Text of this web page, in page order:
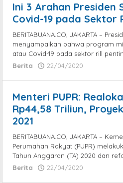
Ini 3 Arahan Presiden
Covid-19 pada Sektor
BERITABUANA.CO, JAKARTA –
menyampaikan bahwa program
atau Covid-19 pada sektor rill
Berita
22/04/2020
Menteri PUPR:
Rp44,58 Triliun,
2021
BERITABUANA.CO, JAKARTA –
Perumahan Rakyat (PUPR)
Tahun Anggaran (TA) 2020 dan
Berita
22/04/2020